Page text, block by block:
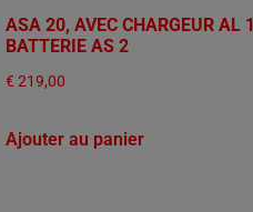
ASA 20, AVEC CHARGEUR AL
BATTERIE AS 2
€ 219,00
Ajouter au panier